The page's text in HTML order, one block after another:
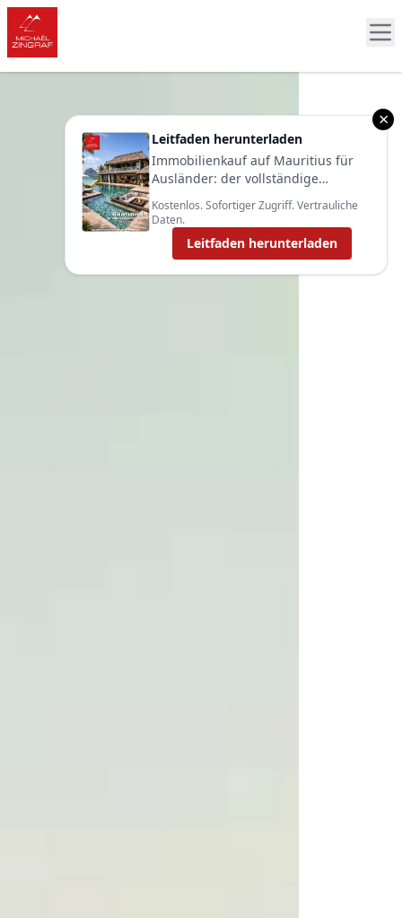
×
Leitfaden herunterladen
Immobilienkauf auf Mauritius für
Ausländer: der vollständige
Leitfaden 2025
Kostenlos. Sofortiger Zugriff. Vertrauliche
Daten.
Leitfaden herunterladen